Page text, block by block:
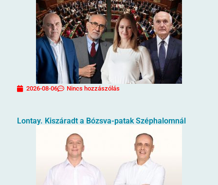
2026-08-06 Nincs hozzászólás
Lontay. Kiszáradt a Bózsva-patak Széphalomnál